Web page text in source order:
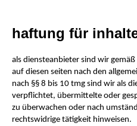
haftung für
als diensteanbieter sind wir
auf diesen seiten nach den
nach §§ 8 bis 10 tmg sind wir als
verpflichtet, übermittelte oder
zu überwachen oder nach
rechtswidrige tätigkeit hinweisen.